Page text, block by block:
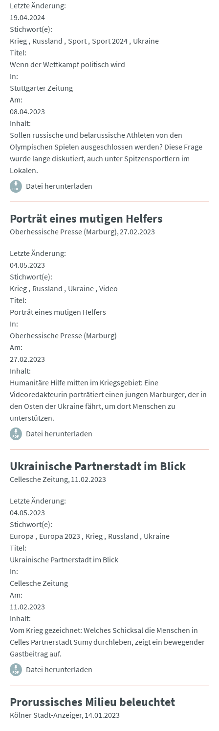
Letzte Änderung
19.04.2024
Stichwort(e)
Krieg Russland Sport Sport 2024 Ukraine
Titel
Wenn der Wettkampf politisch wird
In
Stuttgarter Zeitung
Am
08.04.2023
Inhalt
Sollen russische und belarussische Athleten von den
Olympischen Spielen ausgeschlossen werden? Diese Frage
wurde lange diskutiert, auch unter Spitzensportlern im
Lokalen.
Datei herunterladen
Porträt eines mutigen Helfers
Oberhessische Presse (Marburg) 27.02.2023
Letzte Änderung
04.05.2023
Stichwort(e)
Krieg Russland Ukraine Video
Titel
Porträt eines mutigen Helfers
In
Oberhessische Presse (Marburg)
Am
27.02.2023
Inhalt
Humanitäre Hilfe mitten im Kriegsgebiet: Eine
Videoredakteurin porträtiert einen jungen Marburger, der in
den Osten der Ukraine fährt, um dort Menschen zu
unterstützen.
Datei herunterladen
Ukrainische Partnerstadt im Blick
Cellesche Zeitung 11.02.2023
Letzte Änderung
04.05.2023
Stichwort(e)
Europa
Europa 2023 Krieg Russland
Ukraine
Titel
Ukrainische Partnerstadt im Blick
In
Cellesche Zeitung
Am
11.02.2023
Inhalt
Vom Krieg gezeichnet: Welches Schicksal die Menschen in
Celles Partnerstadt Sumy durchleben, zeigt ein bewegender
Gastbeitrag auf.
Datei herunterladen
Prorussisches Milieu beleuchtet
Kölner Stadt-Anzeiger 14.01.2023